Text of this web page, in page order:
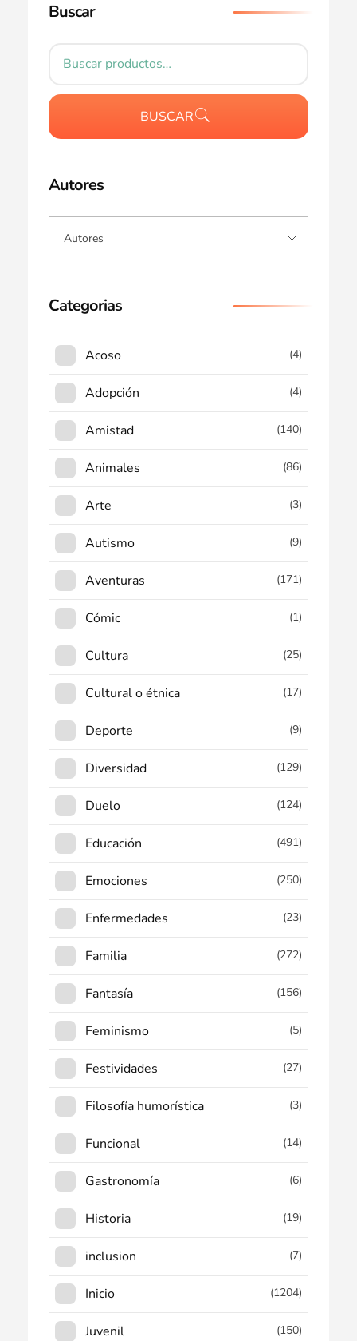
Buscar
BUSCAR
Autores
Categorias
Acoso (4)
Adopción (4)
Amistad (140)
Animales (86)
Arte (3)
Autismo (9)
Aventuras (171)
Cómic (1)
Cultura (25)
Cultural o étnica (17)
Deporte (9)
Diversidad (129)
Duelo (124)
Educación (491)
Emociones (250)
Enfermedades (23)
Familia (272)
Fantasía (156)
Feminismo (5)
Festividades (27)
Filosofía humorística (3)
Funcional (14)
Gastronomía (6)
Historia (19)
inclusion (7)
Inicio (1204)
Juvenil (150)